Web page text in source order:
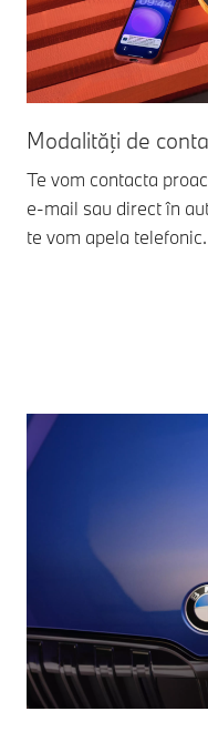
Modalităţi de
Te vom contacta
e-mail sau direct în
te vom apela telefonic.